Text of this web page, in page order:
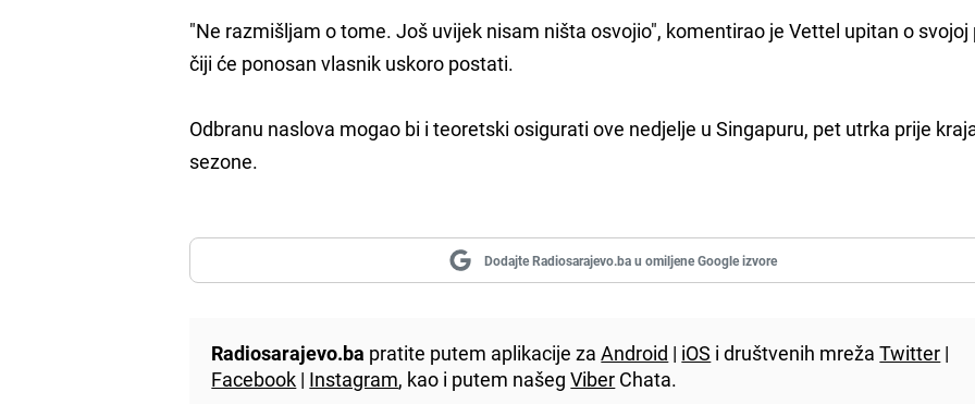
"Ne razmišljam o tome. Još uvijek nisam ništa osvojio", komentirao je Vettel upitan o
čiji će ponosan vlasnik uskoro postati.
Odbranu naslova mogao bi i teoretski osigurati ove nedjelje u Singapuru, pet utrka prije
sezone.
Dodajte Radiosarajevo.ba u omiljene Google izvore
Radiosarajevo.ba pratite putem aplikacije zaAndroid | iOS i društvenih mrežaTwitter |
Facebook | Instagram, kao i putem našegViber Chata.